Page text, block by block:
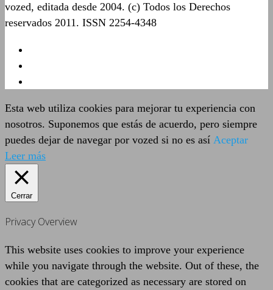
vozed, editada desde 2004. (c) Todos los Derechos
reservados 2011. ISSN 2254-4348
Esta web utiliza cookies para mejorar tu experiencia con
nosotros. Suponemos que estás de acuerdo, pero siempre
puedes dejar de navegar por vozed si no es así Aceptar
Leer más
Cerrar
Privacy Overview
This website uses cookies to improve your experience
while you navigate through the website. Out of these, the
cookies that are categorized as necessary are stored on